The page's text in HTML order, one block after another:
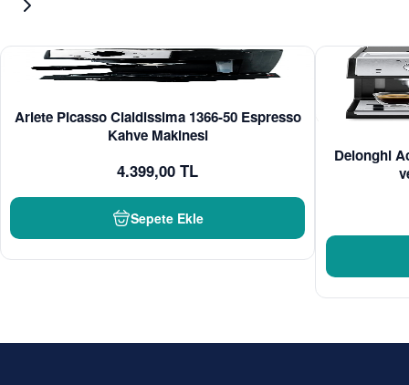
Ariete Picasso Cialdissima 1366-50 Espresso
Kahve Makinesi
4.399,00 TL
Sepete Ekle
Delonghi